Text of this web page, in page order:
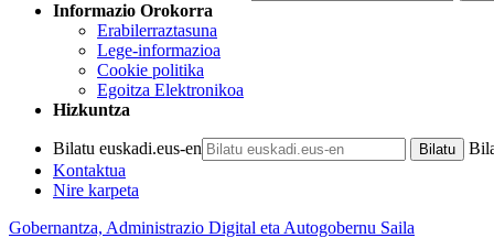
Informazio Orokorra
Erabilerraztasuna
Lege-informazioa
Cookie politika
Egoitza Elektronikoa
Hizkuntza
Bilatu euskadi.eus-en
Kontaktua
Nire karpeta
Gobernantza, Administrazio Digital eta Autogobernu Saila